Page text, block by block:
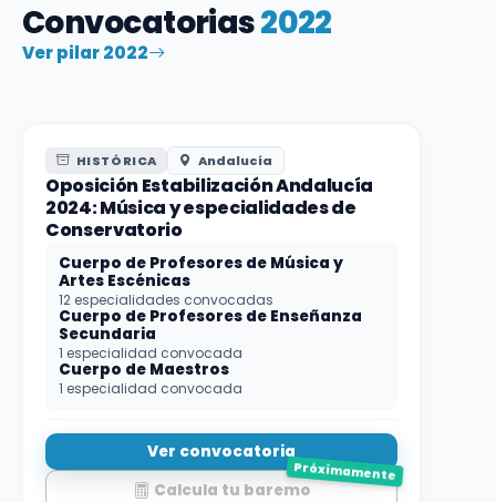
Convocatorias2022
Ver pilar 2022
HISTÓRICA Andalucía
Oposición Estabilización Andalucía
2024: Música y especialidades de
Conservatorio
Cuerpo de Profesores de Música y
Artes Escénicas
12 especialidades convocadas
Cuerpo de Profesores de Enseñanza
Secundaria
1 especialidad convocada
Cuerpo de Maestros
1 especialidad convocada
Ver convocatoria
Calcula tu baremo
Próximamente